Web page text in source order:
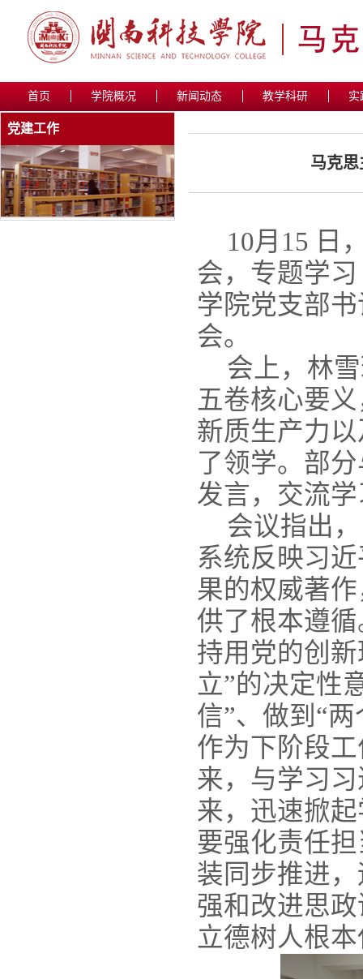
首页 学院概况 新闻动态 教学科研 实
党建工作
马克
10月15 日
会，专题学
学院党支部
会。
会上，林
五卷核心要
新质生产力
了领学。部
发言，交流
会议指出
系统反映习
果的权威著
供了根本遵
持用党的创
立”的决定性
信”、做到“
作为下阶段
来，与学习
来，迅速掀
要强化责任
装同步推进
强和改进思
立德树人根